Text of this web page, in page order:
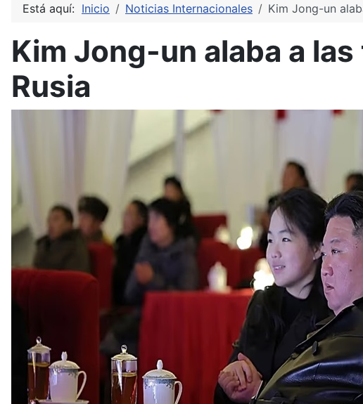
Está aquí: Inicio Noticias Internacionales Kim Jong-un
Kim Jong-un alaba a
Rusia